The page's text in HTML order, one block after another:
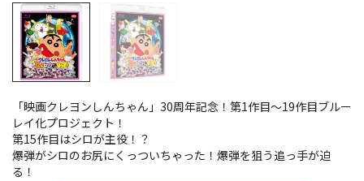
「映画クレヨンしんちゃん」30周年記念！第1作目～19作目ブルー
レイ化プロジェクト！
第15作目はシロが主役！？
爆弾がシロのお尻にくっついちゃった！爆弾を狙う追っ手が迫
る！